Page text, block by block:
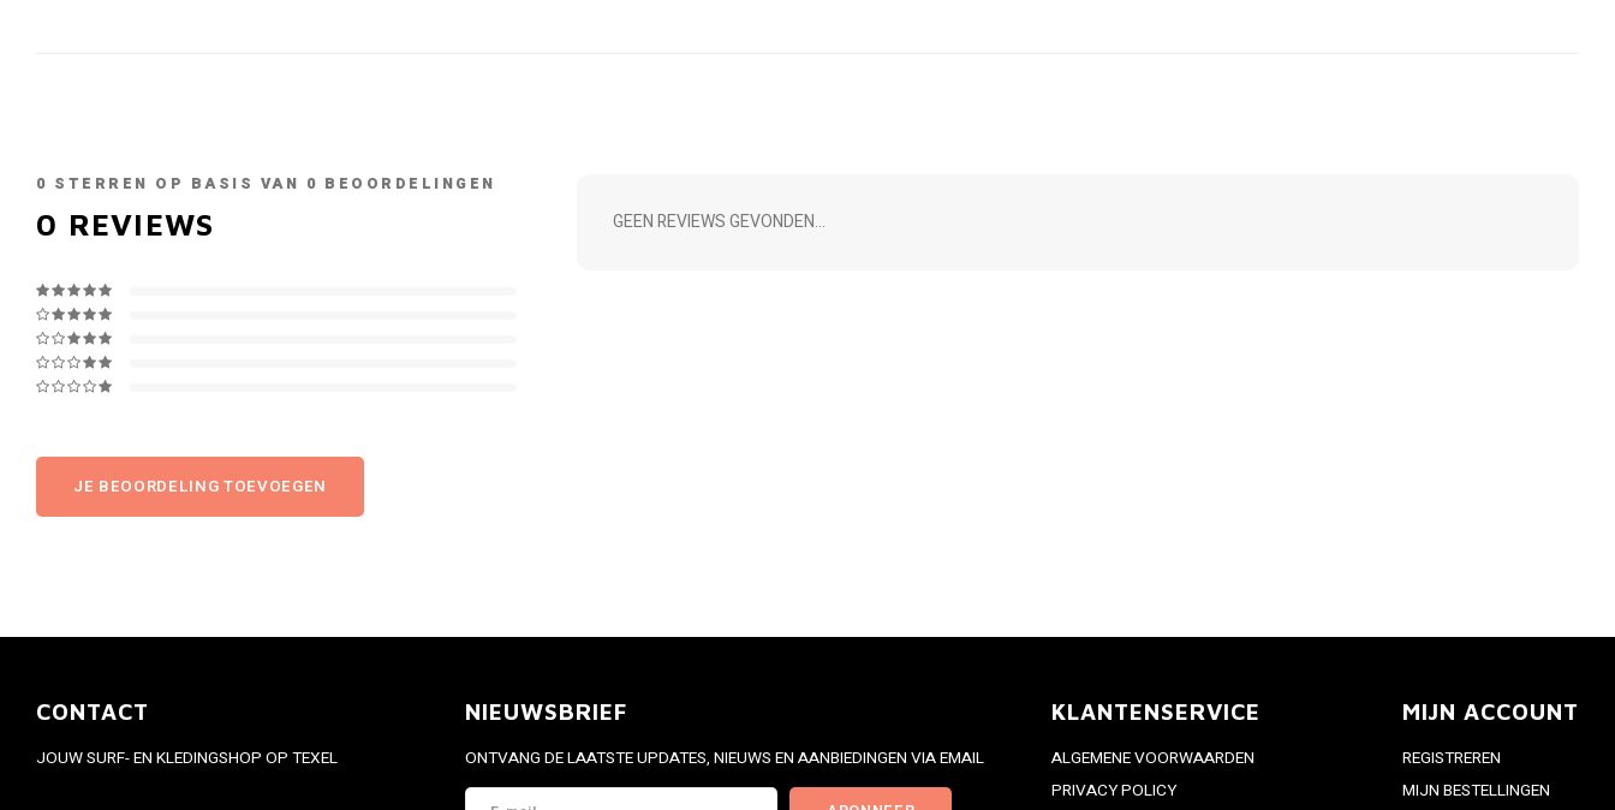
0 STERREN OP BASIS VAN 0 BEOORDELINGEN
0 REVIEWS
JE BEOORDELING TOEVOEGEN
GEEN REVIEWS GEVONDEN...
CONTACT
JOUW SURF- EN KLEDINGSHOP OP TEXEL
NIEUWSBRIEF
ONTVANG DE LAATSTE UPDATES, NIEUWS EN AANBIEDINGEN VIA EMAIL
KLANTENSERVICE
ALGEMENE VOORWAARDEN
PRIVACY POLICY
MIJN ACCOUNT
REGISTREREN
MIJN BESTELLINGEN